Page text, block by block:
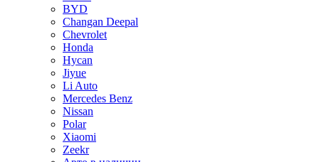
BYD
Changan Deepal
Chevrolet
Honda
Hycan
Jiyue
Li Auto
Mercedes Benz
Nissan
Polar
Xiaomi
Zeekr